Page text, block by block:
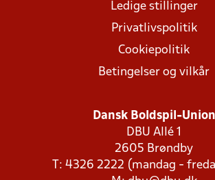
Ledige stillinger
Privatlivspolitik
Cookiepolitik
Betingelser og vilkår
Dansk Boldspil-Union
DBU Allé 1
2605 Brøndby
T: 4326 2222 (mandag -